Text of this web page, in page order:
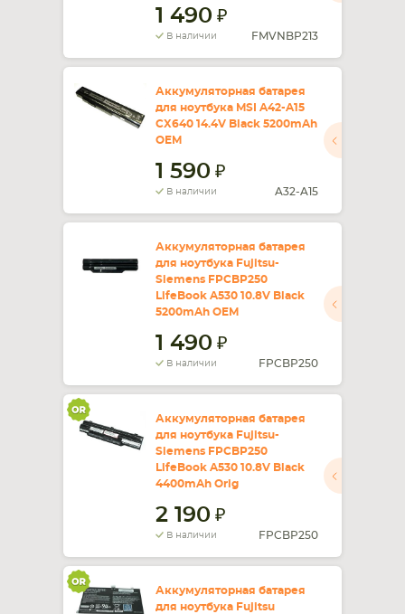
1 490
В наличии FMVNBP213
Аккумуляторная батарея
для ноутбука MSI A42-A15
CX640 14.4V Black 5200mAh
OEM
1 590
В наличии A32-A15
Аккумуляторная батарея
для ноутбука Fujitsu-
Siemens FPCBP250
LifeBook A530 10.8V Black
5200mAh OEM
1 490
В наличии FPCBP250
Аккумуляторная батарея
для ноутбука Fujitsu-
Siemens FPCBP250
LifeBook A530 10.8V Black
4400mAh Orig
2 190
В наличии FPCBP250
Аккумуляторная батарея
для ноутбука Fujitsu